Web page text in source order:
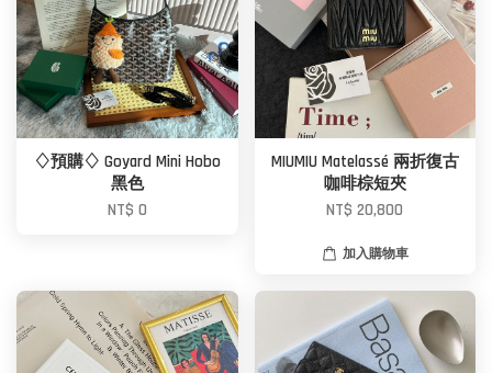
♢預購♢ Goyard Mini Hobo
黑色
NT$ 0
MIUMIU Matelassé 兩折復古
咖啡棕短夾
NT$ 20,800
加入購物車